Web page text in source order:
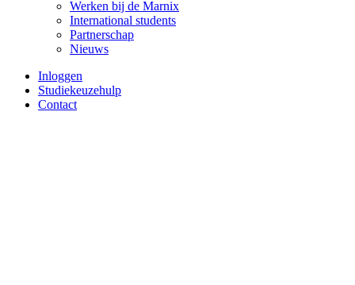
Werken bij de Marnix
International students
Partnerschap
Nieuws
Inloggen
Studiekeuzehulp
Contact